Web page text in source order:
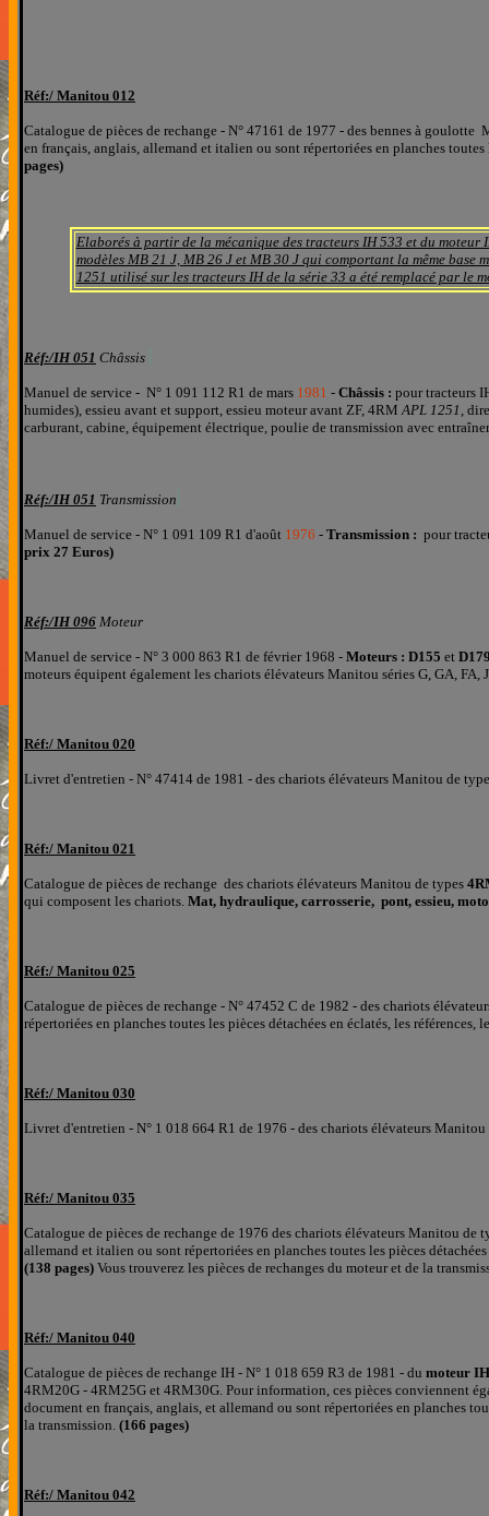
Réf:/ Manitou 012
Catalogue de pièces de rechange - N° 47161 de 1977 - des bennes à
en français, anglais, allemand et italien ou sont répertoriées en planches toutes
pages)
Elaborés à partir de la mécanique des tracteurs IH 533 et du moteur
modèles MB 21 J, MB 26 J et MB 30 J qui comportant la même
1251 utilisé sur les tracteurs IH de la série 33 a été remplacé par le
Réf:/IH 051 Châssis
Manuel de service - N° 1 091 112 R1 de mars 1981 - Châssis : pour tracteurs
humides), essieu avant et support, essieu moteur avant ZF, 4RMAPL 1251 ,
carburant, cabine, équipement électrique, poulie de transmission avec
Réf:/IH 051 Transmission
Manuel de service - N° 1 091 109 R1 d'août 1976 - Transmission : pour
prix 27 Euros)
Réf:/IH 096 Moteur
Manuel de service - N° 3 000 863 R1 de février 1968 - Moteurs : D155 et
moteurs équipent également les chariots élévateurs Manitou séries G, GA, FA,
Réf:/ Manitou 020
Livret d'entretien - N° 47414 de 1981 - des chariots élévateurs Manitou de
Réf:/ Manitou 021
Catalogue de pièces de rechange des chariots élévateurs Manitou de types
qui composent les chariots. Mat, hydraulique, carrosserie, pont, essieu,
Réf:/ Manitou 025
Catalogue de pièces de rechange - N° 47452 C de 1982 - des chariots
répertoriées en planches toutes les pièces détachées en éclatés, les références,
Réf:/ Manitou 030
Livret d'entretien - N° 1 018 664 R1 de 1976 - des chariots élévateurs
Réf:/ Manitou 035
Catalogue de pièces de rechange de 1976 des chariots élévateurs Manitou de
allemand et italien ou sont répertoriées en planches toutes les pièces détachées
(138 pages) Vous trouverez les pièces de rechanges du moteur et de la
Réf:/ Manitou 040
Catalogue de pièces de rechange IH - N° 1 018 659 R3 de 1981 - du moteur
4RM20G - 4RM25G et 4RM30G. Pour information, ces pièces conviennent
document en français, anglais, et allemand ou sont répertoriées en planches
la transmission. (166 pages)
Réf:/ Manitou 042